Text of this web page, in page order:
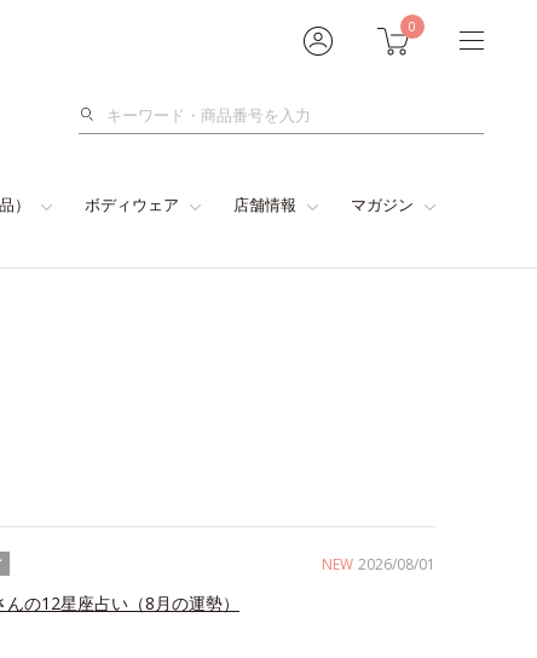
0
検
） ボディウェア 店舗情報 マガジン
NEW 2026/08/01
の12星座占い（8月の運勢）